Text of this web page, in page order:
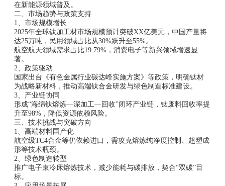
在新能源领域普及。
二、市场趋势与政策支持
1、市场规模增长‌
2025年全球钛加工材市场规模预计突破XX亿美元，中国产量将
达25万吨，民用领域占比从30%跃升至55%。
航空航天领域需求占比19.79%，消费电子等新兴领域增速显
著。
2、政策驱动‌
国家出台《有色金属行业碳达峰实施方案》等政策，明确钛材
为战略新材料，推动高端钛合金研发与绿色制造标准建设。
3、产业链协同‌
形成“海绵钛熔炼—深加工—回收”闭环产业链，钛废料回收率提
升至98%，降低资源依赖风险。
三、技术挑战与突破方向
1、高端材料国产化‌
航空级TC4合金等仍依赖进口，需攻克熔炼纯净度控制、超塑成
形等技术瓶颈。
2、绿色制造转型‌
推广电子束冷床熔炼技术，减少能耗与碳排放，契合“双碳”目
标。